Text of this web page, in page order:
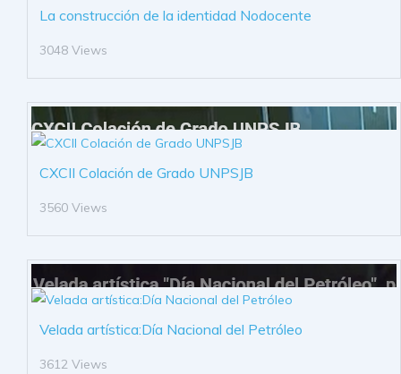
La construcción de la identidad Nodocente
3048 Views
CXCII Colación de Grado UNPSJB
3560 Views
Velada artística:Día Nacional del Petróleo
3612 Views